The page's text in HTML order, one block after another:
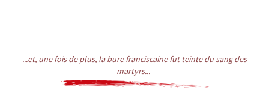
...et, une fois de plus, la bure franciscaine fut teinte du sang des
martyrs...